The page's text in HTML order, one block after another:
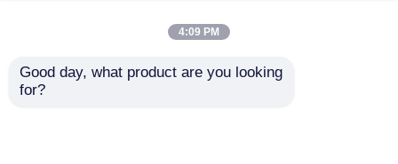
4:09 PM
Good day, what product are you looking
for?